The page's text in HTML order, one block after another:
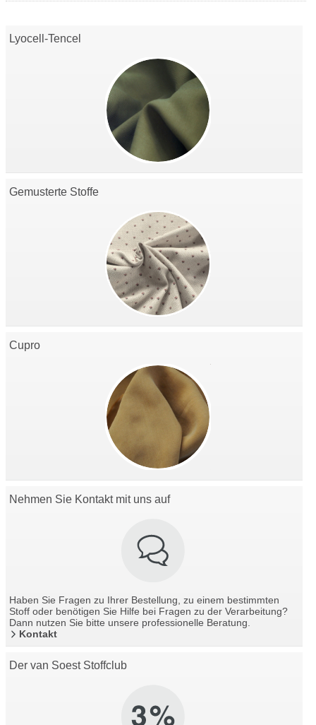
Lyocell-Tencel
Gemusterte Stoffe
Cupro
Nehmen Sie Kontakt mit uns auf
Haben Sie Fragen zu Ihrer Bestellung, zu einem bestimmten
Stoff oder benötigen Sie Hilfe bei Fragen zu der Verarbeitung?
Dann nutzen Sie bitte unsere professionelle Beratung.
Kontakt
Der van Soest Stoffclub